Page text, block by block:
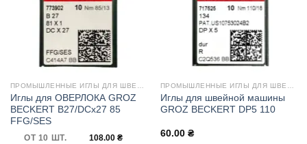
Иглы для ОВЕРЛОКА GROZ
BECKERT B27/DCx27 85
FFG/SES
ОТ 10 ШТ. 108.00 ₴
Иглы для швейной машины
GROZ BECKERT DP5 110
60.00 ₴